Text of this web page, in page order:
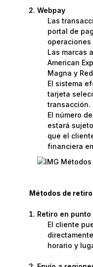
Webpay
Las
portal de
Las marcas
American
Magna y
El sistema
tarjeta
transacción.
El número
estará
que el
financiera
Métodos de retiro
Retiro en
El cliente
horario y